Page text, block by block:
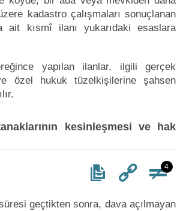
kadastro çalışmaları sonuçlanan
ait kısmî ilanı yukarıdaki esaslara
yapılan ilanlar, ilgili gerçek
özel hukuk tüzelkişilerine şahsen
kesinleşmesi ve hak
4
geçtikten sonra, dava açılmayan